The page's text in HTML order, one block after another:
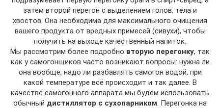
затем второй перегон с выделением голов, тела и
хвостов. Она необходима для максимального очищения
вашего продукта от вредных примесей (сивухи), чтобы
получить на выходе качественный напиток.
Мы рассмотрим более подробно вторую перегонку, так
как у самогонщиков часто возникают вопросы: нужна ли
она вообще, надо ли разбавлять самогон водой, при
какой температуре всё происходит и так далее. В
качестве самогонного аппарата мы будем использовать
обычный дистиллятор с сухопарником. Перегонка на